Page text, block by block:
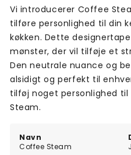
Navn
Coffee Steam
Vi introducerer Coffee
tilføre personlighed til din
køkken. Dette
mønster, der vil tilføje et
Den neutrale nuance og
alsidigt og perfekt til
tilføj noget personlighed
Steam.